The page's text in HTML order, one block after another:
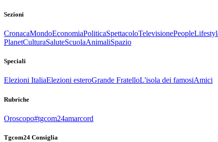
Sezioni
CronacaMondoEconomiaPoliticaSpettacoloTelevisionePeople
PlanetCulturaSaluteScuolaAnimaliSpazio
Speciali
Elezioni ItaliaElezioni esteroGrande FratelloL'isola dei famosiAmici
Rubriche
Oroscopo#tgcom24amarcord
Tgcom24 Consiglia